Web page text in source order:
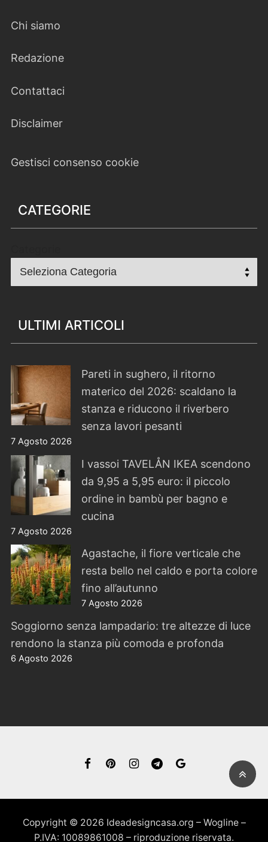
Chi siamo
Redazione
Contattaci
Disclaimer
Gestisci consenso cookie
CATEGORIE
ULTIMI ARTICOLI
Pareti in sughero, il ritorno
materico del 2026: scaldano la
stanza e riducono il riverbero
senza lavori pesanti
7 Agosto 2026
I vassoi TAVELÅN IKEA scendono
da 9,95 a 5,95 euro: il piccolo
ordine in bambù per bagno e
cucina
7 Agosto 2026
Agastache, il fiore verticale che
resta bello nel caldo e porta colore
fino all’autunno
7 Agosto 2026
Soggiorno senza lampadario: tre altezze di luce
rendono la stanza più comoda e profonda
6 Agosto 2026
Copyright © 2026 Ideadesigncasa.org – Wogline –
P.IVA: 10089861008 – riproduzione riservata.